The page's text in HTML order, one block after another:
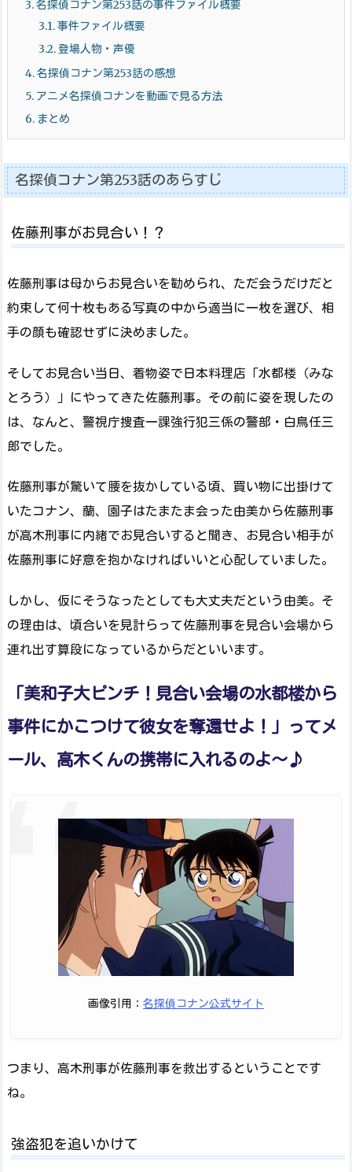
3.名探偵コナン第253話の事件ファイル概要
3.1.事件ファイル概要
3.2.登場人物・声優
4.名探偵コナン第253話の感想
5. アニメ名探偵コナンを動画で見る方法
6. まとめ
名探偵コナン第253話のあらすじ
佐藤刑事がお見合い！？
佐藤刑事は母からお見合いを勧められ、ただ会うだけだと
約束して何十枚もある写真の中から適当に一枚を選び、相
手の顔も確認せずに決めました。
そしてお見合い当日、着物姿で日本料理店「水都楼（みな
とろう）」にやってきた佐藤刑事。その前に姿を現したの
は、なんと、警視庁捜査一課強行犯三係の警部・白鳥任三
郎でした。
佐藤刑事が驚いて腰を抜かしている頃、買い物に出掛けて
いたコナン、蘭、園子はたまたま会った由美から佐藤刑事
が高木刑事に内緒でお見合いすると聞き、お見合い相手が
佐藤刑事に好意を抱かなければいいと心配していました。
しかし、仮にそうなったとしても大丈夫だという由美。そ
の理由は、頃合いを見計らって佐藤刑事を見合い会場から
連れ出す算段になっているからだといいます。
「美和子大ピンチ！見合い会場の水都楼から
事件にかこつけて彼女を奪還せよ！」ってメ
ール、高木くんの携帯に入れるのよ～♪
画像引用： 名探偵コナン公式サイト
つまり、高木刑事が佐藤刑事を救出するということです
ね。
強盗犯を追いかけて